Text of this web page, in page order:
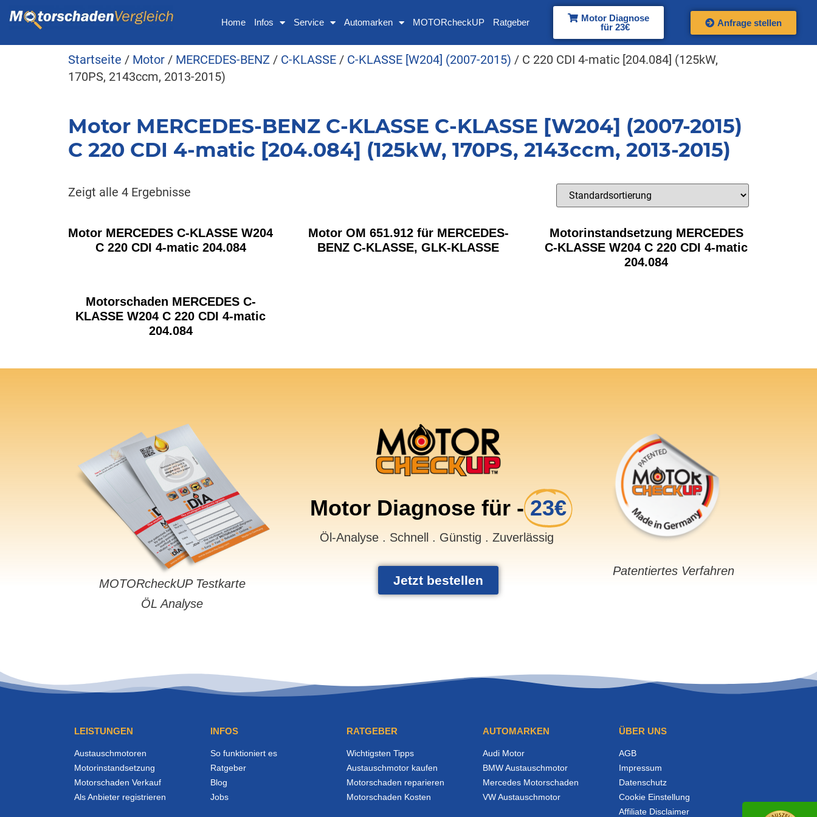
Home Infos Service Automarken MOTORcheckUP Ratgeber
Motor Diagnose
für 23€
Anfrage stellen
Startseite / Motor / MERCEDES-BENZ / C-KLASSE / C-KLASSE [W204] (2007-2015) / C 220 CDI 4-matic [204.084] (125kW,
170PS, 2143ccm, 2013-2015)
Motor MERCEDES-BENZ C-KLASSE C-KLASSE [W204] (2007-2015)
C 220 CDI 4-matic [204.084] (125kW, 170PS, 2143ccm, 2013-2015)
Zeigt alle 4 Ergebnisse
Motor MERCEDES C-KLASSE W204
C 220 CDI 4-matic 204.084
Motor OM 651.912 für MERCEDES-
BENZ C-KLASSE, GLK-KLASSE
Motorinstandsetzung MERCEDES
C-KLASSE W204 C 220 CDI 4-matic
204.084
Motorschaden MERCEDES C-
KLASSE W204 C 220 CDI 4-matic
204.084
MOTORcheckUP Testkarte
ÖL Analyse
Motor Diagnose für - 23€
Öl-Analyse . Schnell . Günstig . Zuverlässig
Jetzt bestellen
Patentiertes Verfahren
LEISTUNGEN
Austauschmotoren
Motorinstandsetzung
Motorschaden Verkauf
Als Anbieter registrieren
INFOS
So funktioniert es
Ratgeber
Blog
Jobs
RATGEBER
Wichtigsten Tipps
Austauschmotor kaufen
Motorschaden reparieren
Motorschaden Kosten
AUTOMARKEN
Audi Motor
BMW Austauschmotor
Mercedes Motorschaden
VW Austauschmotor
ÜBER UNS
AGB
Impressum
Datenschutz
Cookie Einstellung
Affiliate Disclaimer